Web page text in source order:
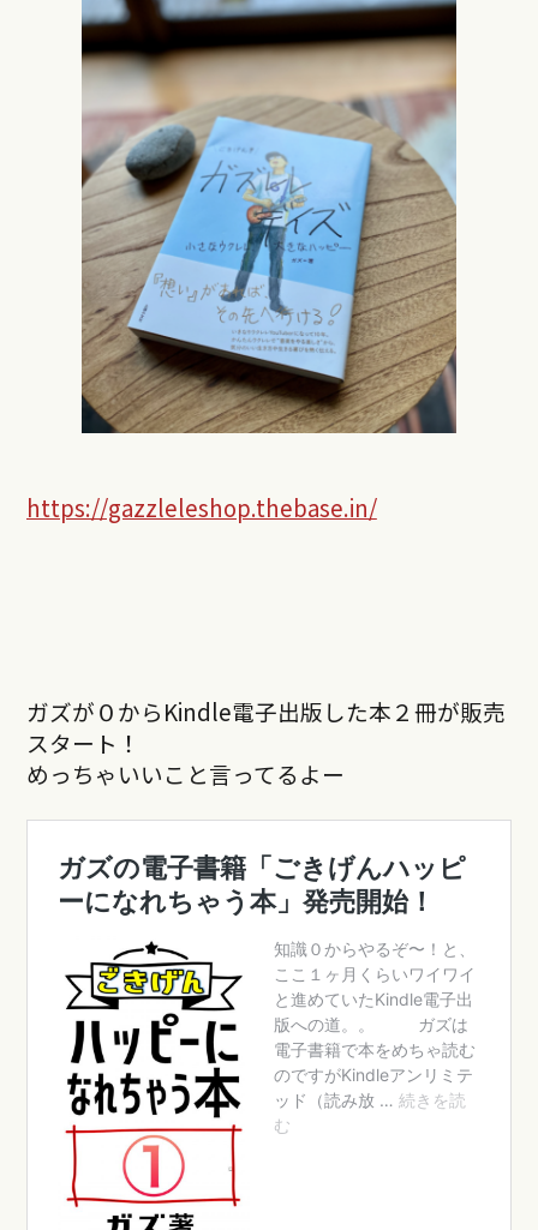
https://gazzleleshop.thebase.in/
ガズが０からKindle電子出版した本２冊が販売
スタート！
めっちゃいいこと言ってるよー